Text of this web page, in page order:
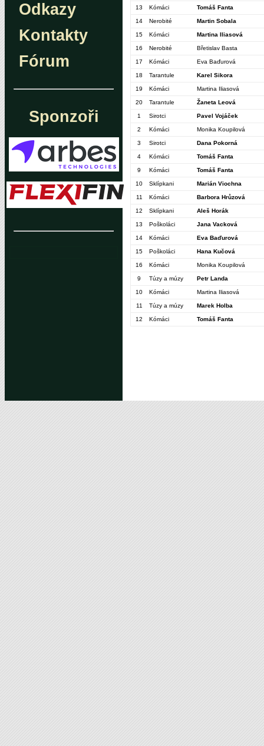
Odkazy
Kontakty
Fórum
Sponzoři
13 Kómáci Tomáš Fanta
14 Nerobité Martin Sobala
15 Kómáci Martina Iliasová
16 Nerobité Břetislav Basta
17 Kómáci Eva Baďurová
18 Tarantule Karel Sikora
19 Kómáci Martina Iliasová
20 Tarantule Žaneta Leová
1 Sirotci Pavel Vojáček
2 Kómáci Monika Koupilová
3 Sirotci Dana Pokorná
4 Kómáci Tomáš Fanta
9 Kómáci Tomáš Fanta
10 Sklípkani Marián Viochna
11 Kómáci Barbora Hrůzová
12 Sklípkani Aleš Horák
13 Poškoláci Jana Vacková
14 Kómáci Eva Baďurová
15 Poškoláci Hana Kučová
16 Kómáci Monika Koupilová
9 Túzy a múzy Petr Landa
10 Kómáci Martina Iliasová
11 Túzy a múzy Marek Holba
12 Kómáci Tomáš Fanta